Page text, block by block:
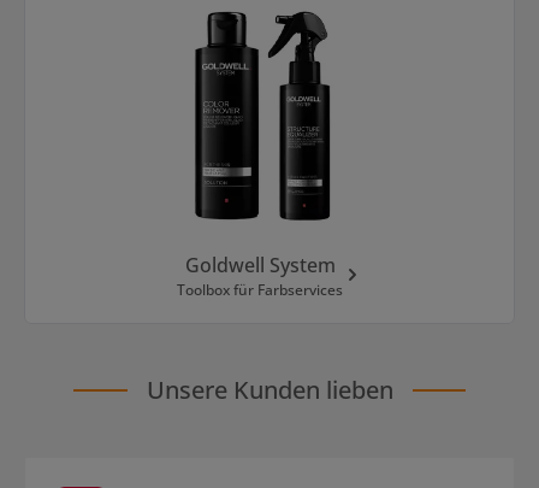
Goldwell System
Toolbox für Farbservices
Unsere Kunden lieben